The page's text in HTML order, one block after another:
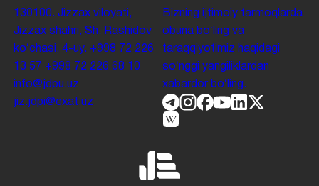
130100. Jizzax viloyati,
Jizzax shahri, Sh. Rashidov
koʻchasi, 4-uy. +998 72 226
13 57 +998 72 226 68 10
info@jdpu.uz
jiz.jdpi@exat.uz
Bizning ijtimoiy tarmoqlarda
obuna boʻling va
taraqqiyotimiz haqidagi
soʻnggi yangiliklardan
xabardor boʻling.